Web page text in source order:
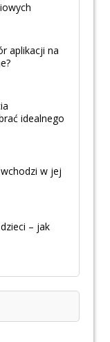
aplikacji na
idealnego
w jej
– jak